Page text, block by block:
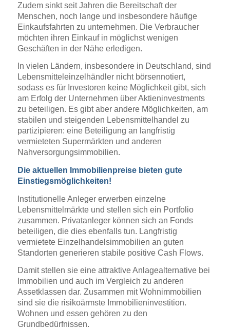
Zudem sinkt seit Jahren die Bereitschaft der
Menschen, noch lange und insbesondere häufige
Einkaufsfahrten zu unternehmen. Die Verbraucher
möchten ihren Einkauf in möglichst wenigen
Geschäften in der Nähe erledigen.
In vielen Ländern, insbesondere in Deutschland, sind
Lebensmitteleinzelhändler nicht börsennotiert,
sodass es für Investoren keine Möglichkeit gibt, sich
am Erfolg der Unternehmen über Aktieninvestments
zu beteiligen. Es gibt aber andere Möglichkeiten, am
stabilen und steigenden Lebensmittelhandel zu
partizipieren: eine Beteiligung an langfristig
vermieteten Supermärkten und anderen
Nahversorgungsimmobilien.
Die aktuellen Immobilienpreise bieten gute
Einstiegsmöglichkeiten!
Institutionelle Anleger erwerben einzelne
Lebensmittelmärkte und stellen sich ein Portfolio
zusammen. Privatanleger können sich an Fonds
beteiligen, die dies ebenfalls tun. Langfristig
vermietete Einzelhandelsimmobilien an guten
Standorten generieren stabile positive Cash Flows.
Damit stellen sie eine attraktive Anlagealternative bei
Immobilien und auch im Vergleich zu anderen
Assetklassen dar. Zusammen mit Wohnimmobilien
sind sie die risikoärmste Immobilieninvestition.
Wohnen und essen gehören zu den
Grundbedürfnissen.